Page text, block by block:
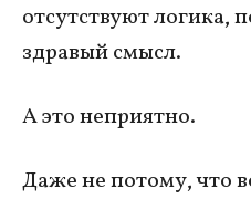
отсутствуют логика,
здравый смысл.
А это неприятно.
Даже не потому, что